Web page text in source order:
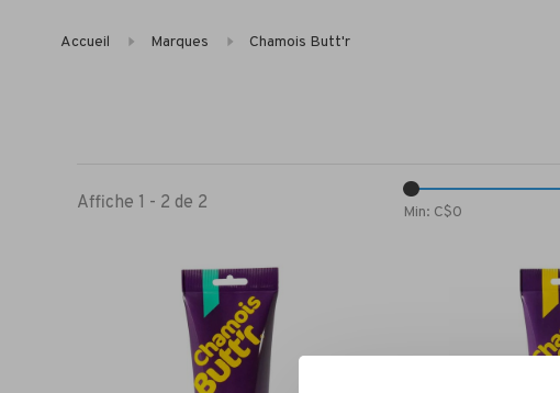
Accueil Marques Chamois Butt'r
Affiche 1 - 2 de 2 Min: C$0